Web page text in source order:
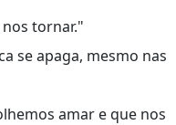
tornar."
se apaga, mesmo nas
amar e que nos